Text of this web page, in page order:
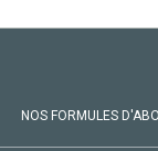
NOS FORMULES